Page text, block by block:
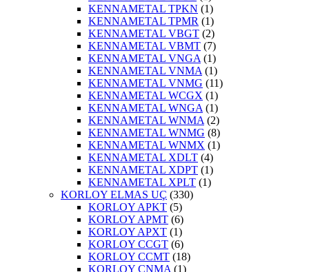
KENNAMETAL TPKN (1)
KENNAMETAL TPMR (1)
KENNAMETAL VBGT (2)
KENNAMETAL VBMT (7)
KENNAMETAL VNGA (1)
KENNAMETAL VNMA (1)
KENNAMETAL VNMG (11)
KENNAMETAL WCGX (1)
KENNAMETAL WNGA (1)
KENNAMETAL WNMA (2)
KENNAMETAL WNMG (8)
KENNAMETAL WNMX (1)
KENNAMETAL XDLT (4)
KENNAMETAL XDPT (1)
KENNAMETAL XPLT (1)
KORLOY ELMAS UÇ (330)
KORLOY APKT (5)
KORLOY APMT (6)
KORLOY APXT (1)
KORLOY CCGT (6)
KORLOY CCMT (18)
KORLOY CNMA (1)